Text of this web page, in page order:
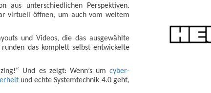
aus unterschiedlichen Perspektiven.
virtuell öffnen, um auch vom weitem
und Videos, die das ausgewählte
das komplett selbst entwickelte
Und es zeigt: Wenn’s um cyber-
und echte Systemtechnik 4.0 geht,